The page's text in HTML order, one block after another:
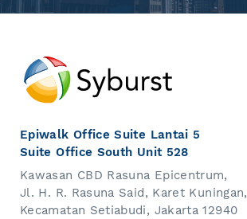
Epiwalk Office Suite Lantai 5
Suite Office South Unit 528
Kawasan CBD Rasuna Epicentrum,
Jl. H. R. Rasuna Said, Karet Kuningan,
Kecamatan Setiabudi, Jakarta 12940